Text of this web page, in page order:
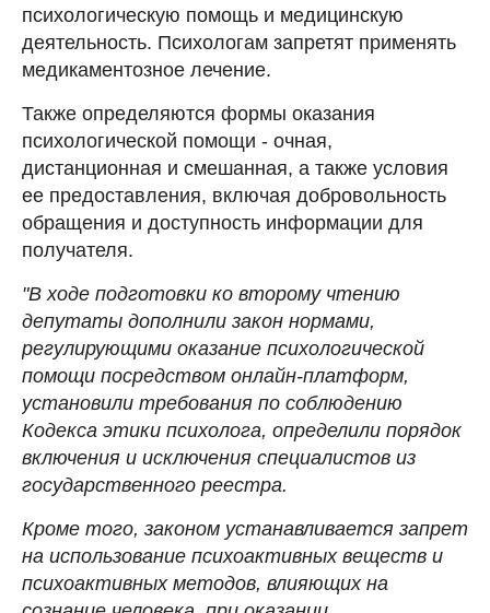
психологическую помощь и медицинскую
деятельность. Психологам запретят применять
медикаментозное лечение.
Также определяются формы оказания
психологической помощи - очная,
дистанционная и смешанная, а также условия
ее предоставления, включая добровольность
обращения и доступность информации для
получателя.
"В ходе подготовки ко второму чтению
депутаты дополнили закон нормами,
регулирующими оказание психологической
помощи посредством онлайн-платформ,
установили требования по соблюдению
Кодекса этики психолога, определили порядок
включения и исключения специалистов из
государственного реестра.
Кроме того, законом устанавливается запрет
на использование психоактивных веществ и
психоактивных методов, влияющих на